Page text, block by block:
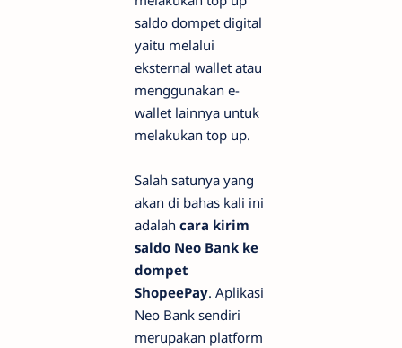
saldo dompet digital
yaitu melalui
eksternal wallet atau
menggunakan e-
wallet lainnya untuk
melakukan top up.
Salah satunya yang
akan di bahas kali ini
adalah cara kirim
saldo Neo Bank ke
dompet
ShopeePay. Aplikasi
Neo Bank sendiri
merupakan platform